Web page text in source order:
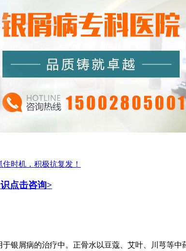
住时机，积极抗复发！
点击咨询>
银屑病的治疗中。正骨水以豆蔻、艾叶、川芎等